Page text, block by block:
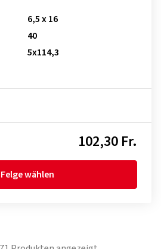
6,5 x 16
40
5x114,3
102,30 Fr.
Felge wählen